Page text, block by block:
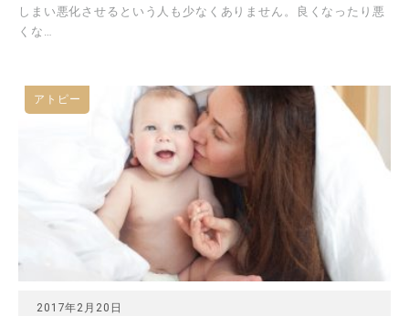
しまい悪化させるという人も少なくありません。良くなったり悪
くな…
アトピー
2017年2月20日